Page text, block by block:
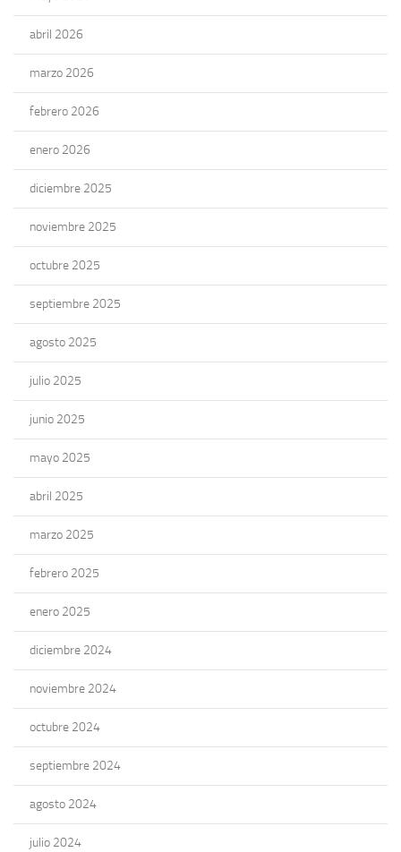
abril 2026
marzo 2026
febrero 2026
enero 2026
diciembre 2025
noviembre 2025
octubre 2025
septiembre 2025
agosto 2025
julio 2025
junio 2025
mayo 2025
abril 2025
marzo 2025
febrero 2025
enero 2025
diciembre 2024
noviembre 2024
octubre 2024
septiembre 2024
agosto 2024
julio 2024